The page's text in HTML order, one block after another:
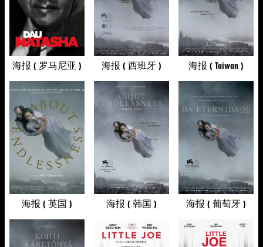
海报 ( 罗马尼亚 ) 海报 ( 西班牙 ) 海报 ( Taiwan )
海报 ( 英国 ) 海报 ( 韩国 ) 海报 ( 葡萄牙 )